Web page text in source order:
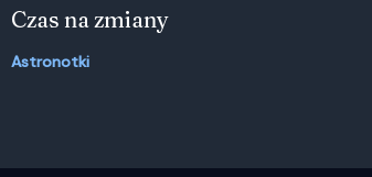
Czas na zmiany
Astronotki